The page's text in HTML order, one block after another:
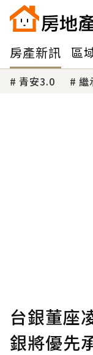
房產新訊 區
青安3.0 繼
台銀董座
銀將優先